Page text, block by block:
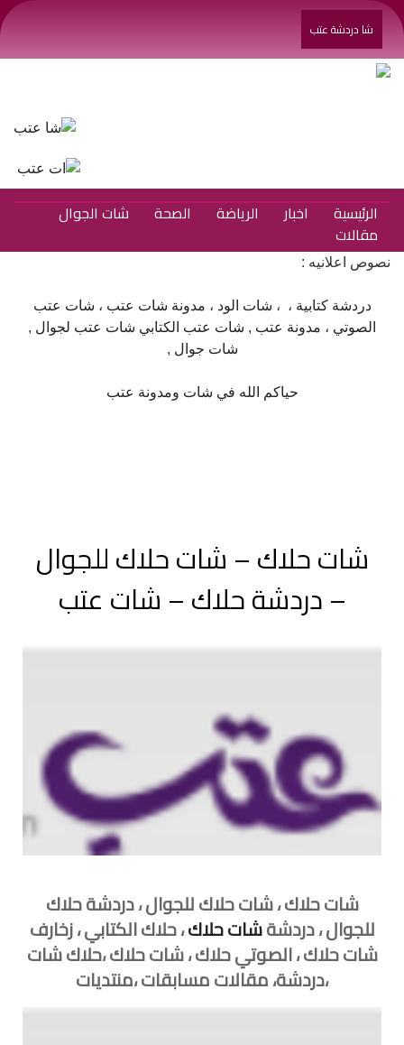
شا دردشة عتب
الرئيسية اخبار الرياضة الصحة
شات الجوال
مقالات
نصوص اعلانيه :
دردشة كتابية ، ، شات الود ، مدونة شات عتب ، شات عتب
الصوتي ، مدونة عتب , شات عتب الكتابي شات عتب لجوال ,
شات جوال ,
حياكم الله في شات ومدونة عتب
شات حلاك – شات حلاك للجوال
– دردشة حلاك – شات عتب
شات حلاك ، شات حلاك للجوال ، دردشة حلاك
للجوال ، دردشةشات حلاك، حلاك الكتابي ، زخارف
شات حلاك ، الصوتي حلاك ، شات حلاك ،حلاك شات
،دردشة، مقالات مسابقات ،منتديات